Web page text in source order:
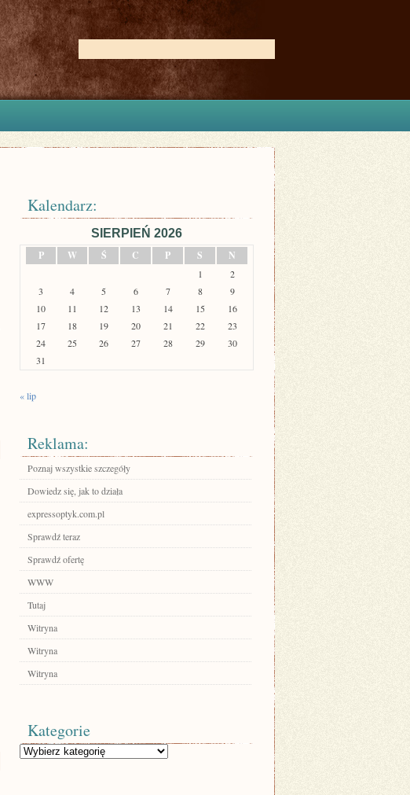
Kalendarz:
SIERPIEŃ 2026
P
W Ś C P S N
1
2
3
4 5 6 7 8
9
10
11 12 13 14 15
16
17
18 19 20 21 22
23
24
25 26 27 28 29
30
31
« lip
Reklama:
Poznaj wszystkie szczegóły
Dowiedz się, jak to działa
expressoptyk.com.pl
Sprawdź teraz
Sprawdź ofertę
WWW
Tutaj
Witryna
Witryna
Witryna
Kategorie
Kategorie